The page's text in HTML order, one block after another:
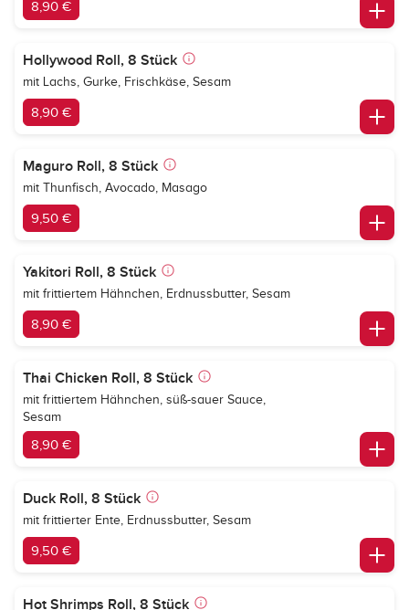
8,90 €
Hollywood Roll, 8 Stück
mit Lachs, Gurke, Frischkäse, Sesam
8,90 €
Maguro Roll, 8 Stück
mit Thunfisch, Avocado, Masago
9,50 €
Yakitori Roll, 8 Stück
mit frittiertem Hähnchen, Erdnussbutter, Sesam
8,90 €
Thai Chicken Roll, 8 Stück
mit frittiertem Hähnchen, süß-sauer Sauce,
Sesam
8,90 €
Duck Roll, 8 Stück
mit frittierter Ente, Erdnussbutter, Sesam
9,50 €
Hot Shrimps Roll, 8 Stück